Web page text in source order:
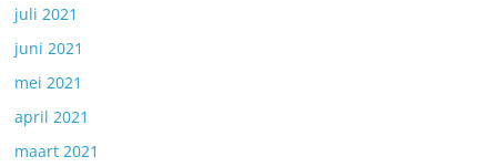
juli 2021
juni 2021
mei 2021
april 2021
maart 2021